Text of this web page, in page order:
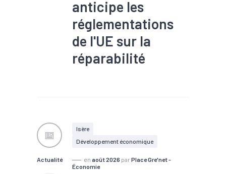
anticipe les
réglementations
de l'UE sur la
réparabilité
Actualité
Isère
Développement économique
en août 2026 par Place Gre'net -
Économie